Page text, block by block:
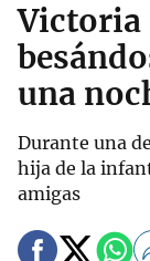
Victoria
una
Durante una
hija de la
amigas